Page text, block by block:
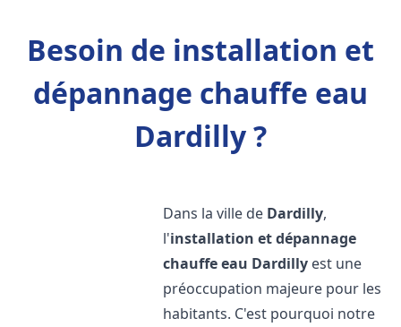
Besoin de installation et
dépannage chauffe eau
Dardilly ?
Dans la ville de Dardilly,
l'installation et dépannage
chauffe eau Dardilly est une
préoccupation majeure pour les
habitants. C'est pourquoi notre